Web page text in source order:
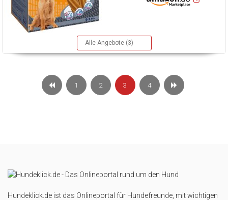
Alle Angebote (3)
1 2 3 4
Hundeklick.de ist das Onlineportal für Hundefreunde, mit wichtigen